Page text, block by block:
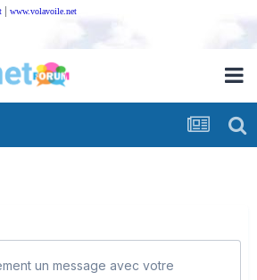
| www.volavoile.net
un message avec votre